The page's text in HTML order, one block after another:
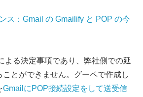
ス：Gmail の Gmailify と POP の今
よる決定事項であり、弊社側での延
とができません。グーペで作成し
GmailにPOP接続設定をして送受信